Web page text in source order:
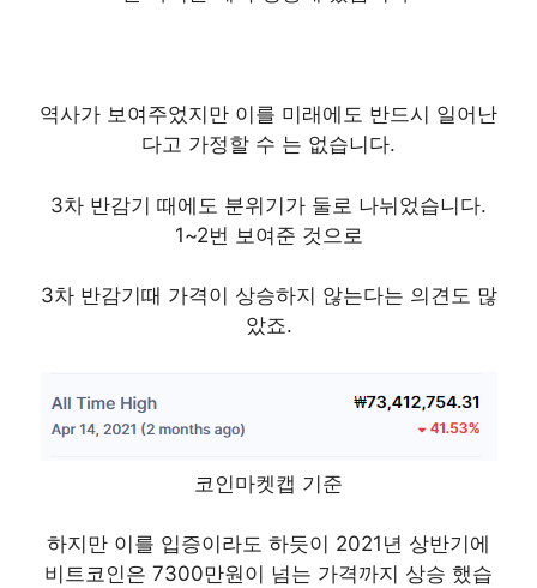
역사가 보여주었지만 이를 미래에도 반드시 일어난
다고 가정할 수 는 없습니다.
3차 반감기 때에도 분위기가 둘로 나뉘었습니다.
1~2번 보여준 것으로
3차 반감기때 가격이 상승하지 않는다는 의견도 많
았죠.
코인마켓캡 기준
하지만 이를 입증이라도 하듯이 2021년 상반기에
비트코인은 7300만원이 넘는 가격까지 상승 했습